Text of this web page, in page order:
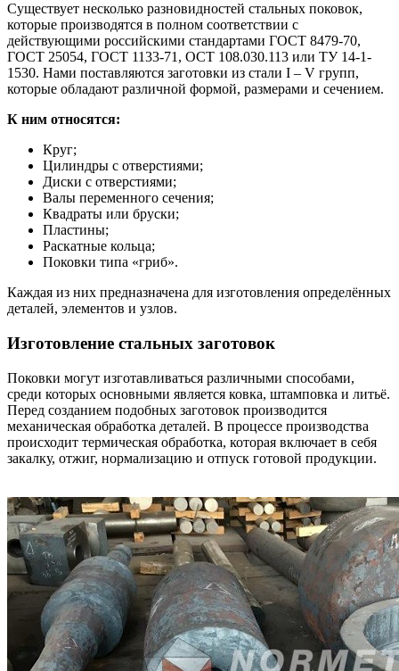
Существует несколько разновидностей стальных поковок,
которые производятся в полном соответствии с
действующими российскими стандартами ГОСТ 8479-70,
ГОСТ 25054, ГОСТ 1133-71, ОСТ 108.030.113 или ТУ 14-1-
1530. Нами поставляются заготовки из стали I – V групп,
которые обладают различной формой, размерами и сечением.
К ним относятся:
Круг;
Цилиндры с отверстиями;
Диски с отверстиями;
Валы переменного сечения;
Квадраты или бруски;
Пластины;
Раскатные кольца;
Поковки типа «гриб».
Каждая из них предназначена для изготовления определённых
деталей, элементов и узлов.
Изготовление стальных заготовок
Поковки могут изготавливаться различными способами,
среди которых основными является ковка, штамповка и литьё.
Перед созданием подобных заготовок производится
механическая обработка деталей. В процессе производства
происходит термическая обработка, которая включает в себя
закалку, отжиг, нормализацию и отпуск готовой продукции.